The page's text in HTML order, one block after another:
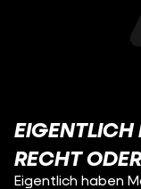
EIGENTLICH
RECHT
Eigentlich haben